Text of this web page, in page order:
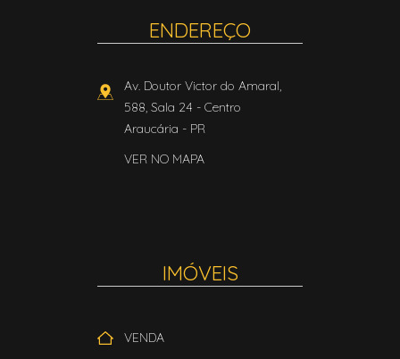
ENDEREÇO
Av. Doutor Victor do Amaral,
588, Sala 24 - Centro
Araucária - PR
VER NO MAPA
IMÓVEIS
VENDA